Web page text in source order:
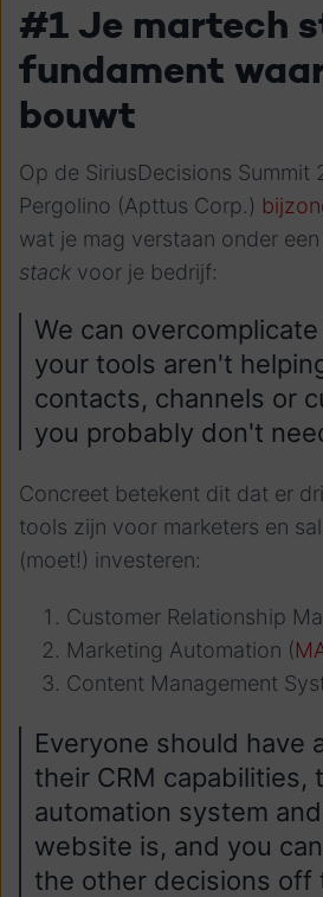
#1 Je martech
fundament
bouwt
Op de SiriusDecisions Summit
Pergolino (Apttus Corp.)
wat je mag verstaan onder
stack voor je bedrijf:
We can
your tools aren't
contacts, channels or
you probably don't
Concreet betekent dit dat er
tools zijn voor marketers en
(moet!) investeren:
Customer Relationship
Marketing Automation (
Content Management
Everyone should have
their CRM capabilities,
automation system
website is, and you
the other decisions off